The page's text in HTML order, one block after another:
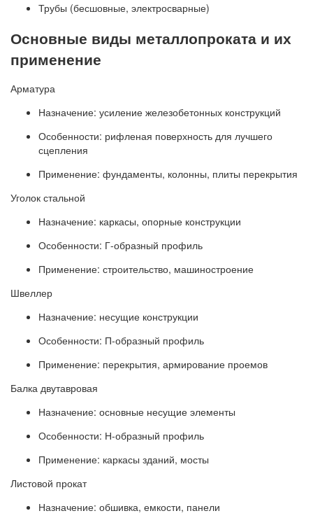
Трубы (бесшовные, электросварные)
Основные виды металлопроката и их
применение
Арматура
Назначение: усиление железобетонных конструкций
Особенности: рифленая поверхность для лучшего
сцепления
Применение: фундаменты, колонны, плиты перекрытия
Уголок стальной
Назначение: каркасы, опорные конструкции
Особенности: Г-образный профиль
Применение: строительство, машиностроение
Швеллер
Назначение: несущие конструкции
Особенности: П-образный профиль
Применение: перекрытия, армирование проемов
Балка двутавровая
Назначение: основные несущие элементы
Особенности: Н-образный профиль
Применение: каркасы зданий, мосты
Листовой прокат
Назначение: обшивка, емкости, панели